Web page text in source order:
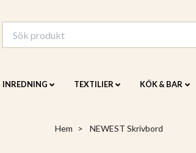
INREDNING TEXTILIER KÖK & BAR
Hem NEWEST Skrivbord